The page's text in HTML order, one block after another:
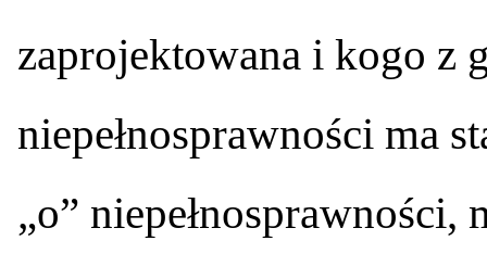
zaprojektowana i kogo z
niepełnosprawności ma
„o”